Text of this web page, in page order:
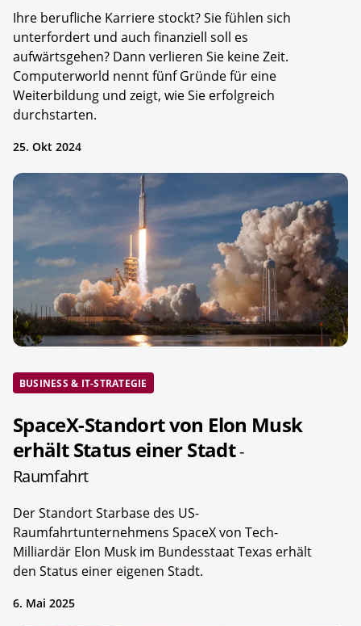
Ihre berufliche Karriere stockt? Sie fühlen sich
unterfordert und auch finanziell soll es
aufwärtsgehen? Dann verlieren Sie keine Zeit.
Computerworld nennt fünf Gründe für eine
Weiterbildung und zeigt, wie Sie erfolgreich
durchstarten.
25. Okt 2024
BUSINESS & IT-STRATEGIE
SpaceX-Standort von Elon Musk
erhält Status einer Stadt-
Raumfahrt
Der Standort Starbase des US-
Raumfahrtunternehmens SpaceX von Tech-
Milliardär Elon Musk im Bundesstaat Texas erhält
den Status einer eigenen Stadt.
6. Mai 2025